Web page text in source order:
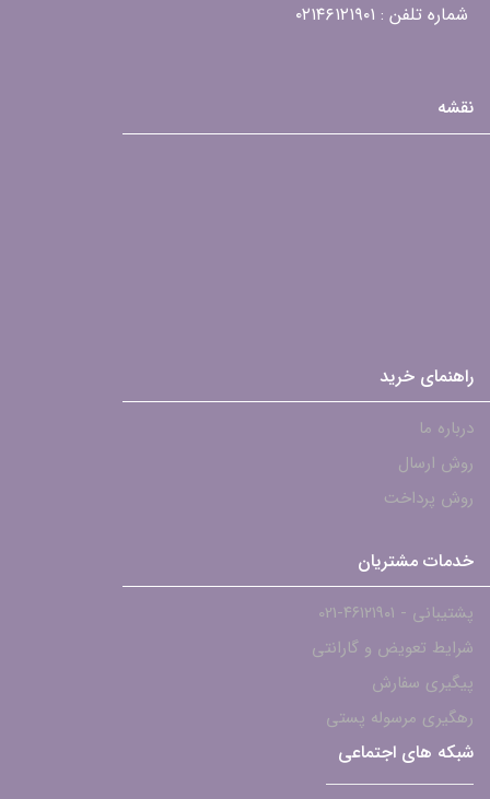
شماره تلفن : ۰۲۱۴۶۱۲۱۹۰۱
نقشه
راهنمای خرید
درباره ما
روش ارسال
روش پرداخت
خدمات مشتریان
پشتیبانی - ۴۶۱۲۱۹۰۱-021
شرایط تعویض و گارانتی
پیگیری سفارش
رهگیری مرسوله پستی
شبکه های اجتماعی